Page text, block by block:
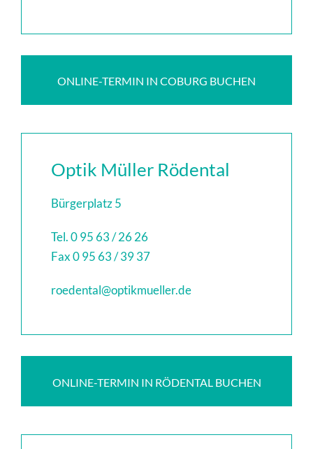
ONLINE-TERMIN IN COBURG BUCHEN
Optik Müller Rödental
Bürgerplatz 5
Tel. 0 95 63 / 26 26
Fax 0 95 63 / 39 37
roedental@optikmueller.de
ONLINE-TERMIN IN RÖDENTAL BUCHEN